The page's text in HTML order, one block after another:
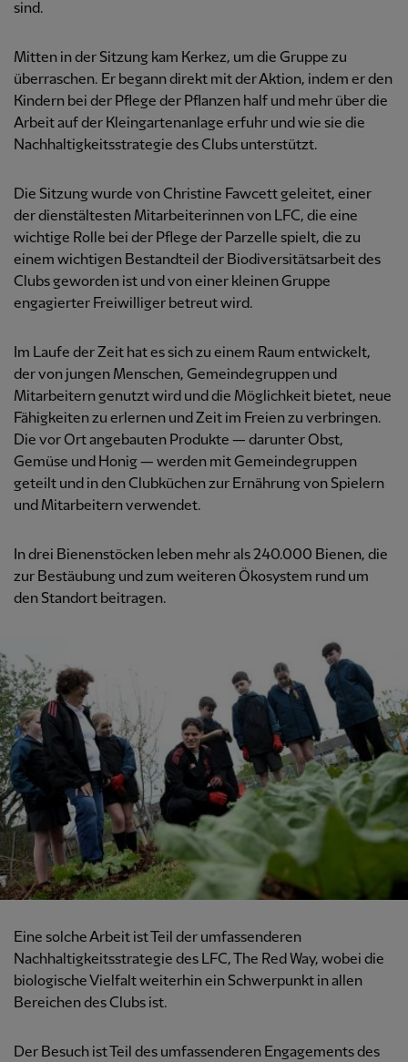
sind.
Mitten in der Sitzung kam Kerkez, um die Gruppe zu
überraschen. Er begann direkt mit der Aktion, indem er den
Kindern bei der Pflege der Pflanzen half und mehr über die
Arbeit auf der Kleingartenanlage erfuhr und wie sie die
Nachhaltigkeitsstrategie des Clubs unterstützt.
Die Sitzung wurde von Christine Fawcett geleitet, einer
der dienstältesten Mitarbeiterinnen von LFC, die eine
wichtige Rolle bei der Pflege der Parzelle spielt, die zu
einem wichtigen Bestandteil der Biodiversitätsarbeit des
Clubs geworden ist und von einer kleinen Gruppe
engagierter Freiwilliger betreut wird.
Im Laufe der Zeit hat es sich zu einem Raum entwickelt,
der von jungen Menschen, Gemeindegruppen und
Mitarbeitern genutzt wird und die Möglichkeit bietet, neue
Fähigkeiten zu erlernen und Zeit im Freien zu verbringen.
Die vor Ort angebauten Produkte — darunter Obst,
Gemüse und Honig — werden mit Gemeindegruppen
geteilt und in den Clubküchen zur Ernährung von Spielern
und Mitarbeitern verwendet.
In drei Bienenstöcken leben mehr als 240.000 Bienen, die
zur Bestäubung und zum weiteren Ökosystem rund um
den Standort beitragen.
Eine solche Arbeit ist Teil der umfassenderen
Nachhaltigkeitsstrategie des LFC, The Red Way, wobei die
biologische Vielfalt weiterhin ein Schwerpunkt in allen
Bereichen des Clubs ist.
Der Besuch ist Teil des umfassenderen Engagements des